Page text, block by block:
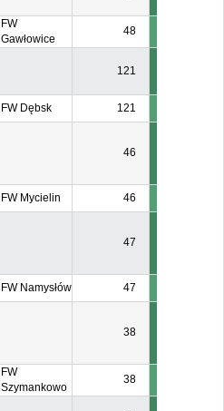
FW
Gawłowice
48
121
FW Dębsk
121
46
FW Mycielin
46
47
FW Namysłów
47
38
FW
Szymankowo
38